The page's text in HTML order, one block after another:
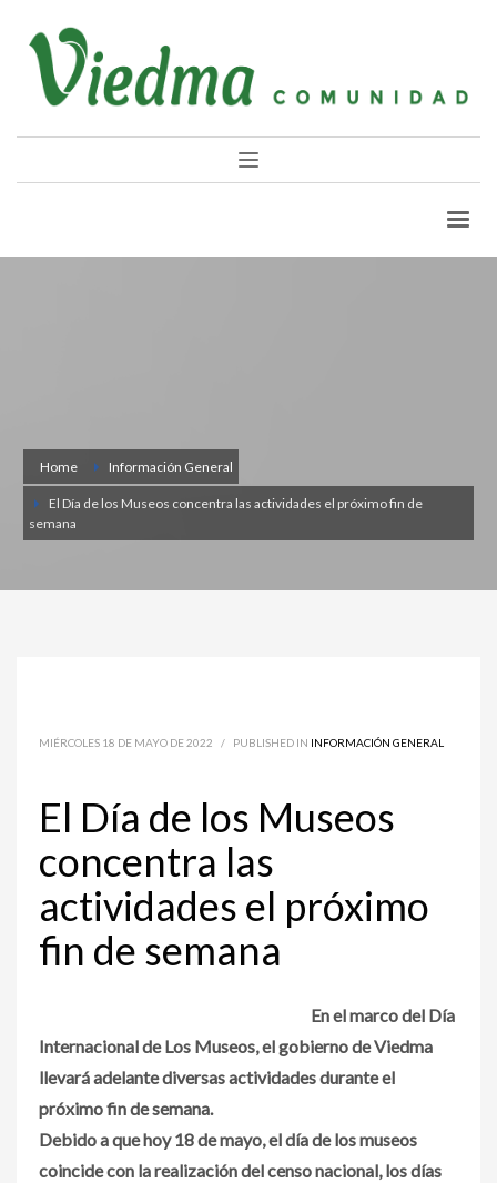
Home Información General
El Día de los Museos concentra las actividades el próximo fin de
semana
MIÉRCOLES 18 DE MAYO DE 2022 / PUBLISHED IN INFORMACIÓN GENERAL
El Día de los Museos
concentra las
actividades el próximo
fin de semana
En el marco del Día
Internacional de Los Museos, el gobierno de Viedma
llevará adelante diversas actividades durante el
próximo fin de semana.
Debido a que hoy 18 de mayo, el día de los museos
coincide con la realización del censo nacional, los días